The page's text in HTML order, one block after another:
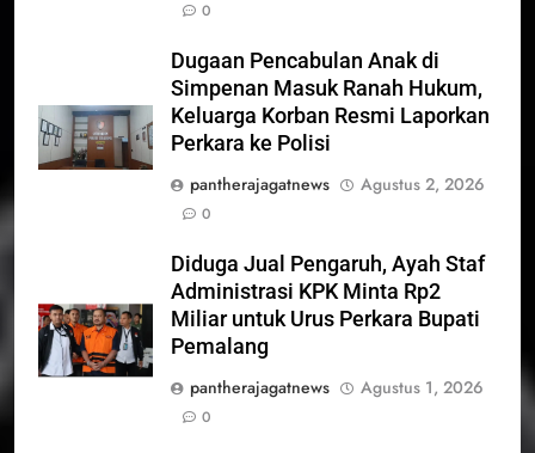
0
Dugaan Pencabulan Anak di
Simpenan Masuk Ranah Hukum,
Keluarga Korban Resmi Laporkan
Perkara ke Polisi
pantherajagatnews
Agustus 2, 2026
0
Diduga Jual Pengaruh, Ayah Staf
Administrasi KPK Minta Rp2
Miliar untuk Urus Perkara Bupati
Pemalang
pantherajagatnews
Agustus 1, 2026
0